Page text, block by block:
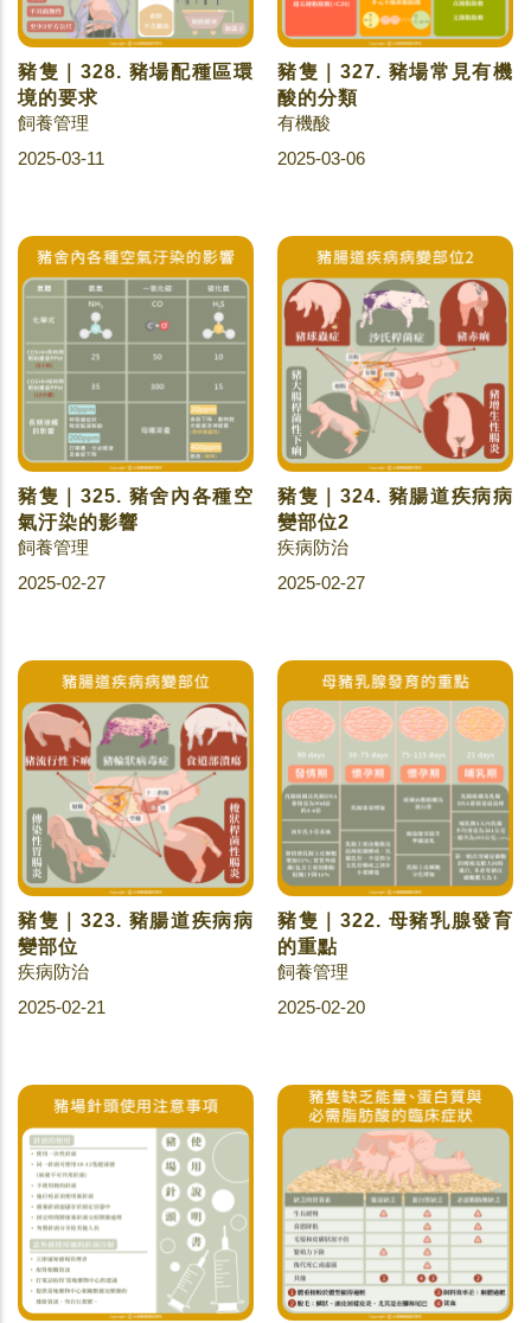
豬隻｜328. 豬場配種區環
境的要求
飼養管理
2025-03-11
豬隻｜327. 豬場常見有機
酸的分類
有機酸
2025-03-06
豬隻｜325. 豬舍內各種空
氣汙染的影響
飼養管理
2025-02-27
豬隻｜324. 豬腸道疾病病
變部位2
疾病防治
2025-02-27
豬隻｜323. 豬腸道疾病病
變部位
疾病防治
2025-02-21
豬隻｜322. 母豬乳腺發育
的重點
飼養管理
2025-02-20